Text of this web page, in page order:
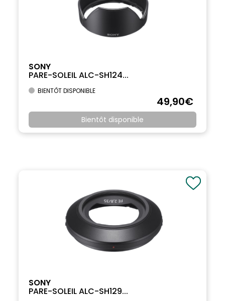
SONY
PARE-SOLEIL ALC-SH124...
BIENTÔT DISPONIBLE
49,90€
Bientôt disponible
SONY
PARE-SOLEIL ALC-SH129...